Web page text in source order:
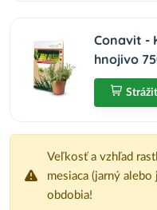
Conavit -
hnojivo
Veľkosť a vzhľad
mesiaca (jarný
obdobia!